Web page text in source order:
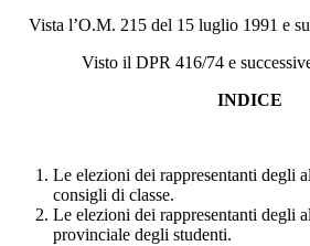
Vista l’O.M. 215 del 15 luglio 1991 e
Visto il DPR 416/74 e
INDICE
Le elezioni dei rappresentanti degli
consigli di classe.
Le elezioni dei rappresentanti degli
provinciale degli studenti.